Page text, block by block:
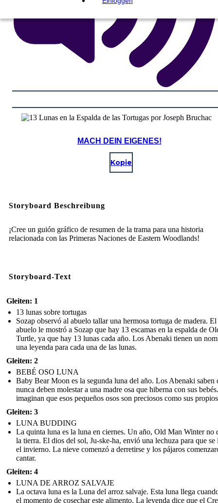
MACH DEIN EIGENES!
Kopie
Storyboard Beschreibung
¡Cree un guión gráfico de resumen de la trama para una historia
relacionada con las Primeras Naciones de Eastern Woodlands!
Storyboard-Text
Gleiten: 1
13 lunas sobre tortugas
Sozap observó al abuelo tallar una hermosa tortuga de madera. El
abuelo le mostró a Sozap que hay 13 escamas en la espalda de
Turtle, ya que hay 13 lunas cada año. Los Abenaki tienen un
una leyenda para cada una de las lunas.
Gleiten: 2
BEBÉ OSO LUNA
Baby Bear Moon es la segunda luna del año. Los Abenaki saben
nunca deben molestar a una madre osa que hiberna con sus
imaginan que esos pequeños osos son preciosos como sus
Gleiten: 3
LUNA BUDDING
La quinta luna es la luna en ciernes. Un año, Old Man Winter no
la tierra. El dios del sol, Ju-ske-ha, envió una lechuza para que se
el invierno. La nieve comenzó a derretirse y los pájaros
cantar.
Gleiten: 4
LUNA DE ARROZ SALVAJE
La octava luna es la Luna del arroz salvaje. Esta luna llega
el momento de cosechar este alimento. La leyenda dice que el